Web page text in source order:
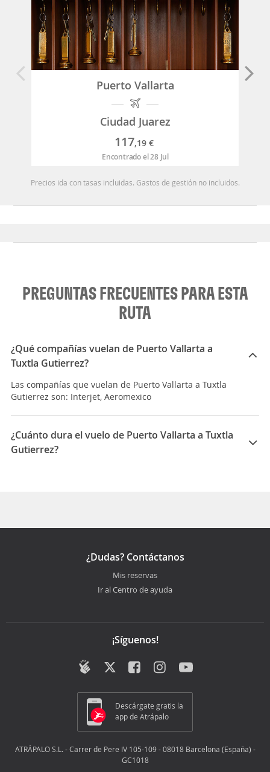
Puerto Vallarta
Ciudad Juarez
117,19 €
Encontrado el 28 Jul
Precios ida con tasas incluidas. Gastos de gestión no incluidos.
PREGUNTAS FRECUENTES PARA ESTA
RUTA
¿Qué compañías vuelan de Puerto Vallarta a
Tuxtla Gutierrez?
Las compañías que vuelan de Puerto Vallarta a Tuxtla
Gutierrez son: Interjet, Aeromexico
¿Cuánto dura el vuelo de Puerto Vallarta a Tuxtla
Gutierrez?
¿Dudas? Contáctanos
Mis reservas
Ir al Centro de ayuda
¡Síguenos!
Descárgate gratis la
app de Atrápalo
ATRÁPALO S.L. - Carrer de Pere IV 105-109 - 08018 Barcelona (España) -
GC1018